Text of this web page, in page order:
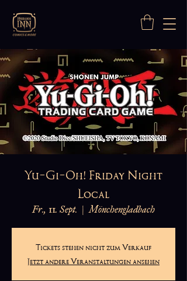
Yu-Gi-Oh! Friday Night
Local
Fr., 11. Sept.
  |
Mönchengladbach
Tickets stehen nicht zum Verkauf
Jetzt andere Veranstaltungen ansehen